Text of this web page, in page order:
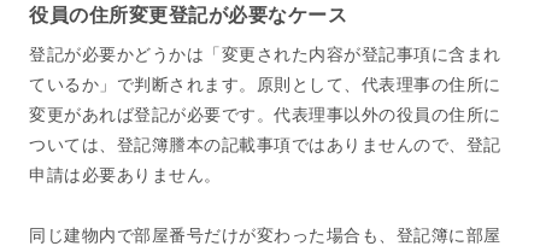
役員の住所変更登記が必要なケース
登記が必要かどうかは「変更された内容が登記事項に含まれ
ているか」で判断されます。原則として、代表理事の住所に
変更があれば登記が必要です。代表理事以外の役員の住所に
ついては、登記簿謄本の記載事項ではありませんので、登記
申請は必要ありません。
同じ建物内で部屋番号だけが変わった場合も、登記簿に部屋